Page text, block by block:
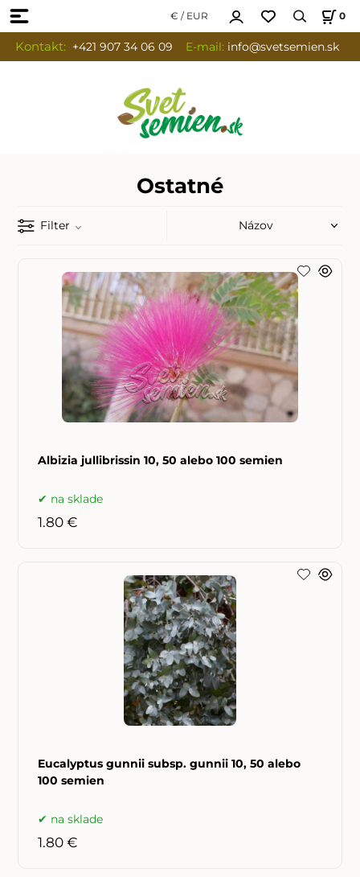
€ / EUR 0
Kontakt:+421 907 34 06 09 E-mail: info@svetsemien.sk
Ostatné
Filter
Albizia jullibrissin 10, 50 alebo 100 semien
na sklade
1.80 €
Eucalyptus gunnii subsp. gunnii 10, 50 alebo
100 semien
na sklade
1.80 €